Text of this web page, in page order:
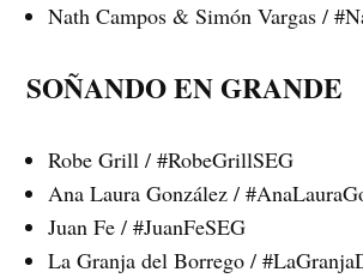
Nath Campos & Simón Vargas /
SOÑANDO EN GRANDE
Robe Grill / #RobeGrillSEG
Ana Laura González /
Juan Fe / #JuanFeSEG
La Granja del Borrego /